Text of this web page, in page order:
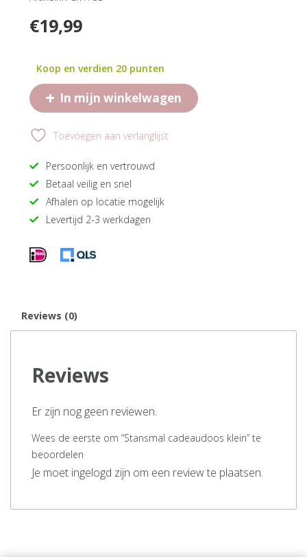
€19,99
Koop en verdien 20 punten
+ In mijn winkelwagen
Toevoegen aan verlanglijst
Persoonlijk en vertrouwd
Betaal veilig en snel
Afhalen op locatie mogelijk
Levertijd 2-3 werkdagen
Reviews (0)
Reviews
Er zijn nog geen reviewen.
Wees de eerste om “Stansmal cadeaudoos klein” te
beoordelen
Je moet ingelogd zijn om een review te plaatsen.